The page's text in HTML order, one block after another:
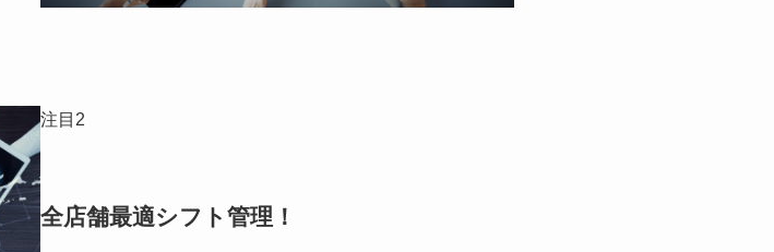
注目2
全店舗最適シフト管理！